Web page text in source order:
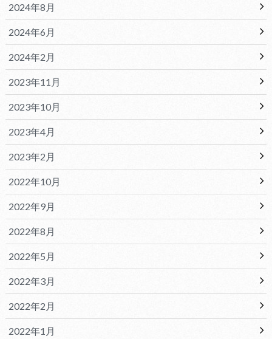
2024年8月
2024年6月
2024年2月
2023年11月
2023年10月
2023年4月
2023年2月
2022年10月
2022年9月
2022年8月
2022年5月
2022年3月
2022年2月
2022年1月